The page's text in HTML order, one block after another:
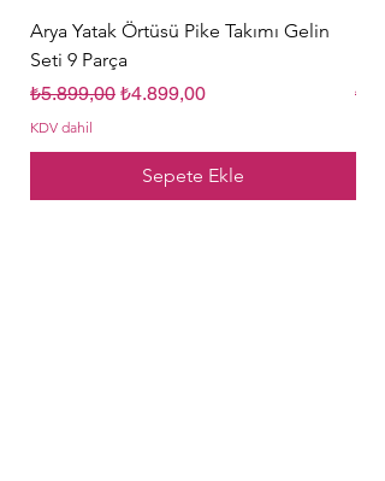
Arya Yatak Örtüsü Pike Takımı Gelin
Seti 9 Parça
Normal Fiyat
₺5.899,00 İndirimli Fiyat
₺4.899,00
KDV dahil
Sepete Ekle